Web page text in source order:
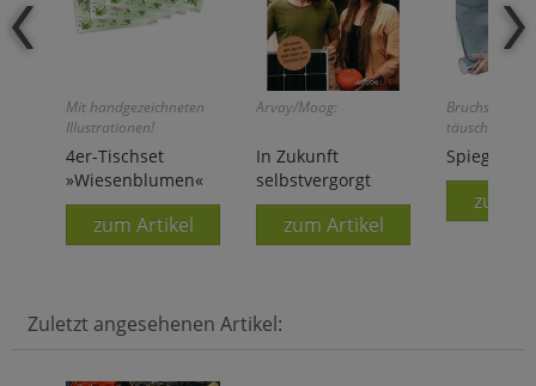
Mit handgezeichneten
Illustrationen!
4er-Tischset
»Wiesenblumen«
zum Artikel
Arvay/Moog:
In Zukunft
selbstvergorgt
zum Artikel
Bruchsicher
täuschend
zum
Zuletzt angesehenen Artikel: